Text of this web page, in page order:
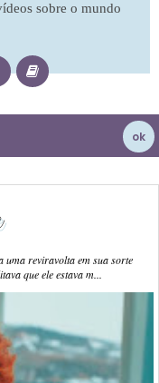
sobre o mundo
uma reviravolta em sua sorte
que ele estava m...